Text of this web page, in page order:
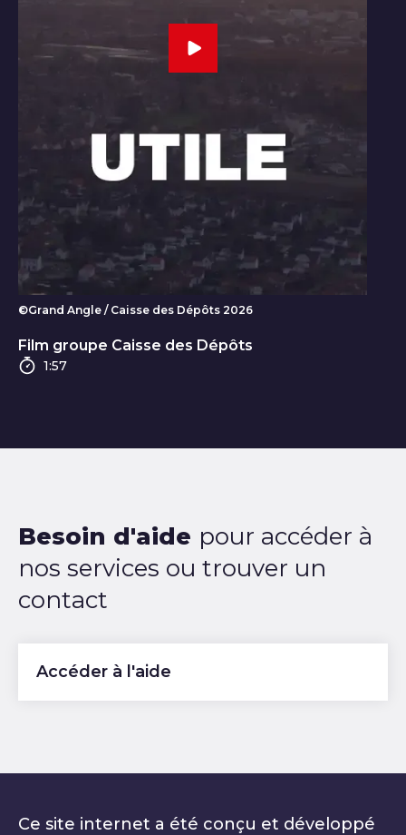
Film groupe Caisse des Dépôts
Durée
1:57
Un groupe utile - Vidéo de présentation
©Grand Angle / Caisse des Dépôts 2026
Besoin d'aide pour accéder à
nos services ou trouver un
contact
Accéder à l'aide
Ce site internet a été conçu et développé